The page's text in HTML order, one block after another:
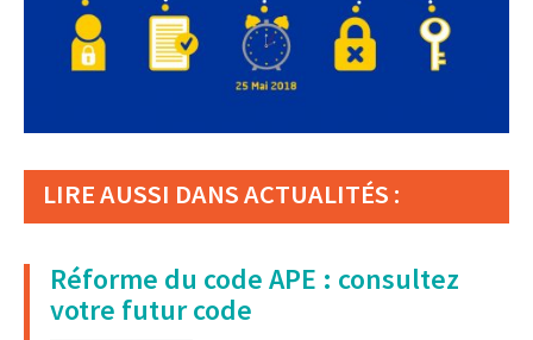
LIRE AUSSI DANS ACTUALITÉS :
Réforme du code APE : consultez
votre futur code